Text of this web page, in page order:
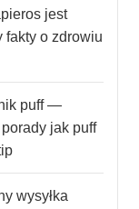
jest
fakty o zdrowiu
puff —
jak puff
wysyłka